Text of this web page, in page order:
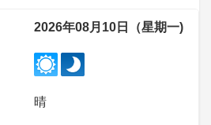
2026年08月10日（星期一)
晴